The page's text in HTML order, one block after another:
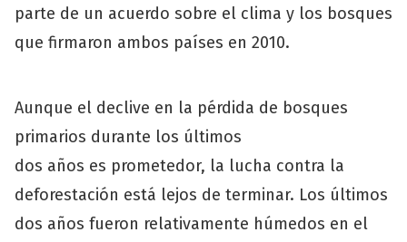
parte de un acuerdo sobre el clima y los bosques
que firmaron ambos países en 2010.
Aunque el declive en la pérdida de bosques
primarios durante los últimos
dos años es prometedor, la lucha contra la
deforestación está lejos de terminar. Los últimos
dos años fueron relativamente húmedos en el